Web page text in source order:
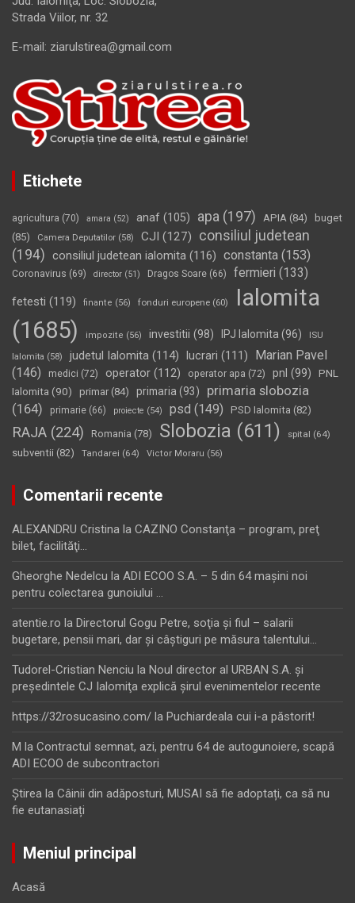
Strada Viilor, nr. 32
E-mail: ziarulstirea@gmail.com
Etichete
agricultura (70) amara (52) anaf (105) apa (197) APIA (84)
buget
(85)
Camera Deputatilor (58) CJI (127)
consiliul judetean
(194) consiliul judetean ialomita (116) constanta (153)
Coronavirus (69) director (51) Dragos Soare (66) fermieri (133)
fetesti (119) finante (56) fonduri europene (60)
Ialomita
(1685)
impozite (56) investitii (98) IPJ Ialomita (96) ISU
Ialomita (58) judetul Ialomita (114) lucrari (111)
Marian Pavel
(146)
medici (72) operator (112) operator apa (72) pnl (99)
PNL
Ialomita (90) primar(84) primaria (93)
primaria slobozia
(164)
primarie (66) proiecte (54) psd (149) PSD Ialomita (82)
RAJA (224) Romania (78) Slobozia (611) spital (64)
subventii (82) Tandarei (64) Victor Moraru (56)
Comentarii recente
ALEXANDRU Cristina la CAZINO Constanţa – program, preţ
bilet, facilităţi…
Gheorghe Nedelcu la ADI ECOO S.A. – 5 din 64 maşini noi
pentru colectarea gunoiului …
atentie.ro la Directorul Gogu Petre, soţia şi fiul – salarii
bugetare, pensii mari, dar şi câştiguri pe măsura talentului…
Tudorel-Cristian Nenciu la Noul director al URBAN S.A. şi
preşedintele CJ Ialomiţa explică şirul evenimentelor recente
https://32rosucasino.com/ la Puchiardeala cui i-a păstorit!
M la Contractul semnat, azi, pentru 64 de autogunoiere, scapă
ADI ECOO de subcontractori
Ştirea la Câinii din adăposturi, MUSAI să fie adoptați, ca să nu
fie eutanasiați
Meniul principal
Acasă